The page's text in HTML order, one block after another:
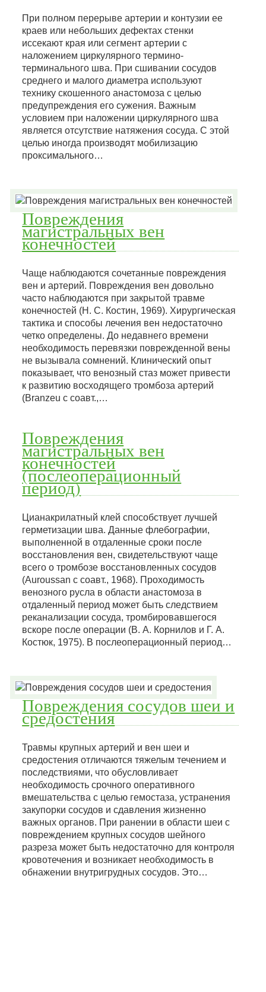
При полном перерыве артерии и контузии ее
краев или небольших дефектах стенки
иссекают края или сегмент артерии с
наложением циркулярного термино-
терминального шва. При сшивании сосудов
среднего и малого диаметра используют
технику скошенного анастомоза с целью
предупреждения его сужения. Важным
условием при наложении циркулярного шва
является отсутствие натяжения сосуда. С этой
целью иногда производят мобилизацию
проксимального…
Повреждения
магистральных вен
конечностей
Чаще наблюдаются сочетанные повреждения
вен и артерий. Повреждения вен довольно
часто наблюдаются при закрытой травме
конечностей (Н. С. Костин, 1969). Хирургическая
тактика и способы лечения вен недостаточно
четко определены. До недавнего времени
необходимость перевязки поврежденной вены
не вызывала сомнений. Клинический опыт
показывает, что венозный стаз может привести
к развитию восходящего тромбоза артерий
(Branzeu с соавт.,…
Повреждения
магистральных вен
конечностей
(послеоперационный
период)
Цианакрилатный клей способствует лучшей
герметизации шва. Данные флебографии,
выполненной в отдаленные сроки после
восстановления вен, свидетельствуют чаще
всего о тромбозе восстановленных сосудов
(Auroussan с соавт., 1968). Проходимость
венозного русла в области анастомоза в
отдаленный период может быть следствием
реканализации сосуда, тромбировавшегося
вскоре после операции (В. А. Корнилов и Г. А.
Костюк, 1975). В послеоперационный период…
Повреждения сосудов шеи и
средостения
Травмы крупных артерий и вен шеи и
средостения отличаются тяжелым течением и
последствиями, что обусловливает
необходимость срочного оперативного
вмешательства с целью гемостаза, устранения
закупорки сосудов и сдавления жизненно
важных органов. При ранении в области шеи с
повреждением крупных сосудов шейного
разреза может быть недостаточно для контроля
кровотечения и возникает необходимость в
обнажении внутригрудных сосудов. Это…